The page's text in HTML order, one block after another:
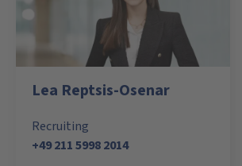
Lea Reptsis-Osenar
Recruiting
+49 211 5998 2014